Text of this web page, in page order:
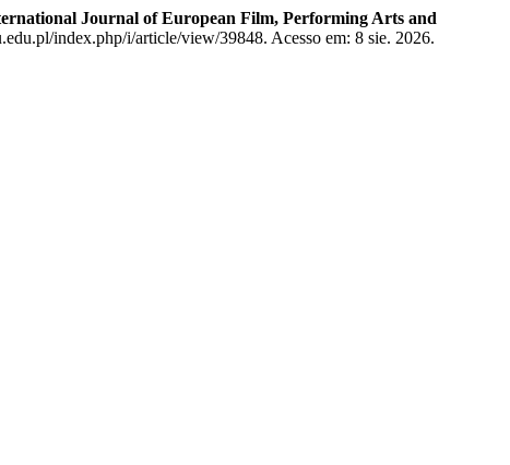
Journal of European Film, Performing Arts and
index.php/i/article/view/39848. Acesso em: 8 sie. 2026.